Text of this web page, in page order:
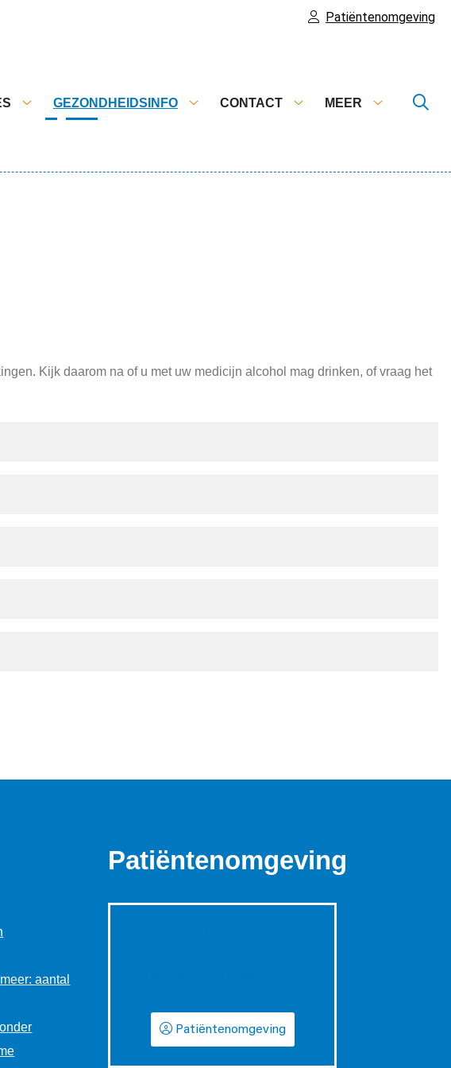
Patiëntenomgeving
Services
GEZONDHEIDSINFO
CONTACT
MEER
Kijk daarom na of u met uw medicijn alcohol mag drinken, of vraag het
aantal
Patiëntenomgeving
Patiëntenomgeving